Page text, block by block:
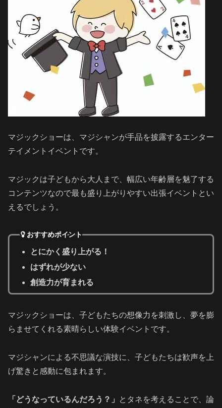
マジックショーは、マジシャンが手品を披露するエンター
テイメントイベントです。
マジックは子どもから大人まで、幅広い年齢層を魅了する
コンテンツなので最も盛り上がりやすい出張イベントとい
えるでしょう。
おすすめポイント
とにかく盛り上がる！
はずれが少ない
創造力が育まれる
マジックショーは、子どもたちの想像力を刺激し、夢を膨
らませてくれる素晴らしい体験イベントです。
マジシャンによる不思議な演技に、子どもたちは歓声を上
げ驚きと感動に包まれます。
「どうなっているんだろう？」
とタネを考えることで、論